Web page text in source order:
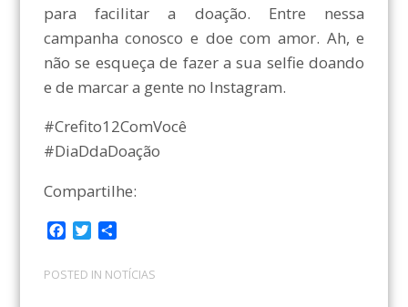
para facilitar a doação. Entre nessa
campanha conosco e doe com amor. Ah, e
não se esqueça de fazer a sua selfie doando
e de marcar a gente no Instagram.
#Crefito12ComVocê
#DiaDdaDoação
Compartilhe:
c
e
i
t
m
p
POSTED IN NOTÍCIAS